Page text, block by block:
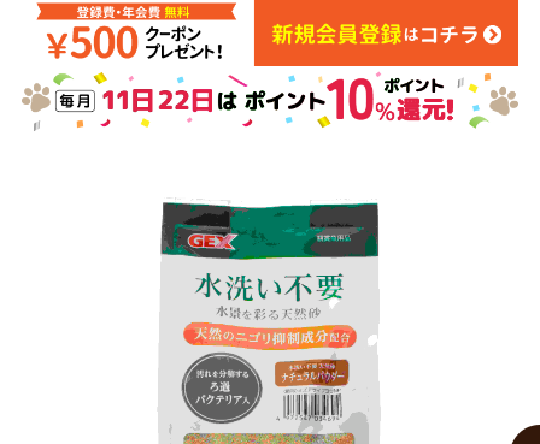
ドッグフード キャットフード
美容・ケア用品 服・おさんぽ用品
日用品（デイリー） リビング雑貨
シニアサポート
アフターサービス
商品リクエスト